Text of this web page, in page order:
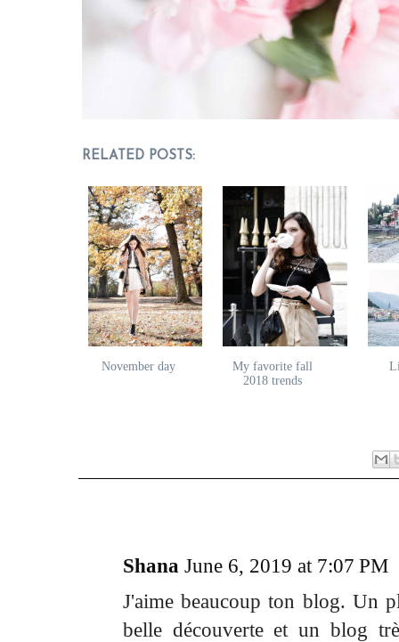
RELATED POSTS:
November day
My favorite fall
2018 trends
Shana June 6, 2019 at 7:07 PM
J'aime beaucoup ton blog. Un
belle découverte et un blog